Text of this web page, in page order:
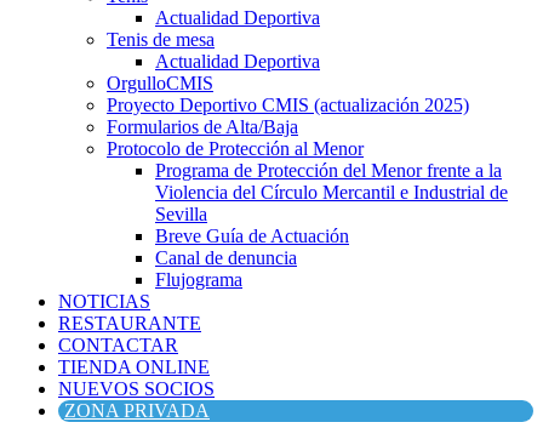
Actualidad Deportiva
Tenis de mesa
Actualidad Deportiva
OrgulloCMIS
Proyecto Deportivo CMIS (actualización 2025)
Formularios de Alta/Baja
Protocolo de Protección al Menor
Programa de Protección del Menor frente a la
Violencia del Círculo Mercantil e Industrial de
Sevilla
Breve Guía de Actuación
Canal de denuncia
Flujograma
NOTICIAS
RESTAURANTE
CONTACTAR
TIENDA ONLINE
NUEVOS SOCIOS
ZONA PRIVADA